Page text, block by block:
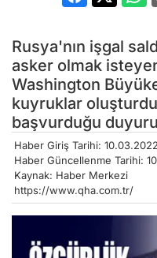
Rusya'nın işgal
asker olmak
Washington
kuyruklar
başvurduğu
Haber Giriş Tarihi:
Haber Güncellenme Tarihi:
Kaynak: Haber Merkezi
https://www.qha.com.tr/